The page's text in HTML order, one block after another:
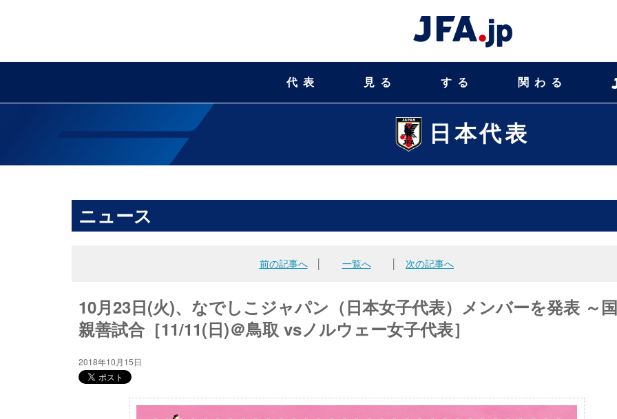
代表 見る する 関わる
日本代表
ニュース
前の記事へ│ 一覧へ 次の記事へ
10月23日(火)、なでしこジャパン（日本女子代表）メンバーを発表 ～
親善試合［11/11(日)＠鳥取 vsノルウェー女子代表］
2018年10月15日